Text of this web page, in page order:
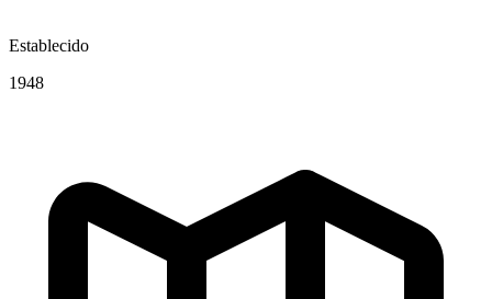
Establecido
1948